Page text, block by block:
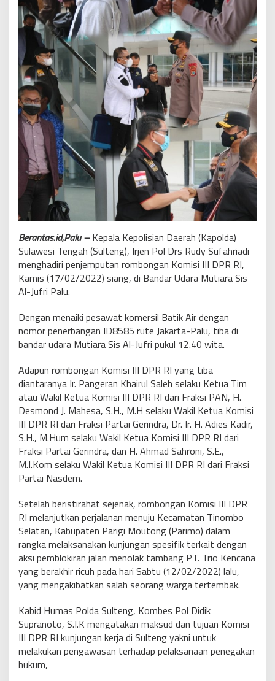
Berantas.id,Palu – Kepala Kepolisian Daerah (Kapolda)
Sulawesi Tengah (Sulteng), Irjen Pol Drs Rudy Sufahriadi
menghadiri penjemputan rombongan Komisi III DPR RI,
Kamis (17/02/2022) siang, di Bandar Udara Mutiara Sis
Al-Jufri Palu.
Dengan menaiki pesawat komersil Batik Air dengan
nomor penerbangan ID8585 rute Jakarta-Palu, tiba di
bandar udara Mutiara Sis Al-Jufri pukul 12.40 wita.
Adapun rombongan Komisi III DPR RI yang tiba
diantaranya Ir. Pangeran Khairul Saleh selaku Ketua Tim
atau Wakil Ketua Komisi III DPR RI dari Fraksi PAN, H.
Desmond J. Mahesa, S.H., M.H selaku Wakil Ketua Komisi
III DPR RI dari Fraksi Partai Gerindra, Dr. Ir. H. Adies Kadir,
S.H., M.Hum selaku Wakil Ketua Komisi III DPR RI dari
Fraksi Partai Gerindra, dan H. Ahmad Sahroni, S.E.,
M.I.Kom selaku Wakil Ketua Komisi III DPR RI dari Fraksi
Partai Nasdem.
Setelah beristirahat sejenak, rombongan Komisi III DPR
RI melanjutkan perjalanan menuju Kecamatan Tinombo
Selatan, Kabupaten Parigi Moutong (Parimo) dalam
rangka melaksanakan kunjungan spesifik terkait dengan
aksi pemblokiran jalan menolak tambang PT. Trio Kencana
yang berakhir ricuh pada hari Sabtu (12/02/2022) lalu,
yang mengakibatkan salah seorang warga tertembak.
Kabid Humas Polda Sulteng, Kombes Pol Didik
Supranoto, S.I.K mengatakan maksud dan tujuan Komisi
III DPR RI kunjungan kerja di Sulteng yakni untuk
melakukan pengawasan terhadap pelaksanaan penegakan
hukum,